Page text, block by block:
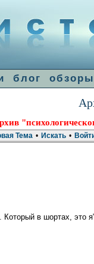
блог обзоры
Тема • Искать •
в шортах, это